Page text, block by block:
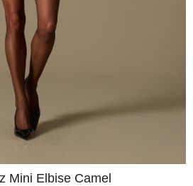
Mini Elbise Camel